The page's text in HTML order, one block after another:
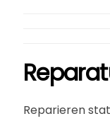
Reparieren